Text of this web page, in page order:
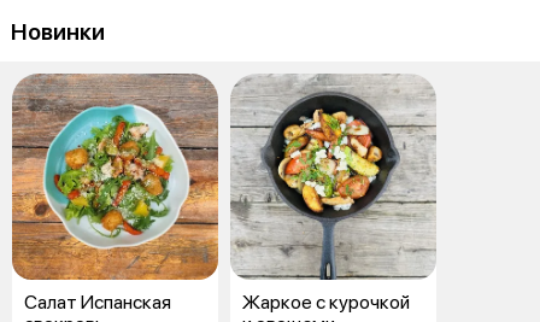
Новинки
Салат Испанская
Жаркое с курочкой